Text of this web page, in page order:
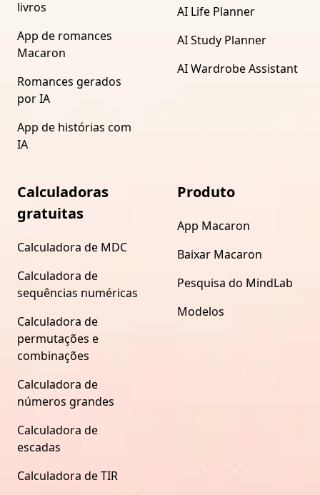
livros
App de romances
Macaron
Romances gerados
por IA
App de histórias com
IA
AI Life Planner
AI Study Planner
AI Wardrobe Assistant
Calculadoras
gratuitas
Calculadora de MDC
Calculadora de
sequências numéricas
Calculadora de
permutações e
combinações
Calculadora de
números grandes
Calculadora de
escadas
Calculadora de TIR
Produto
App Macaron
Baixar Macaron
Pesquisa do MindLab
Modelos